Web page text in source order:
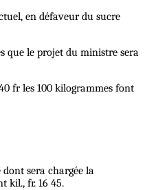
en défaveur du sucre
que le projet du ministre sera
fr les 100 kilogrammes font
dont sera chargée la
kil., fr. 16 45.